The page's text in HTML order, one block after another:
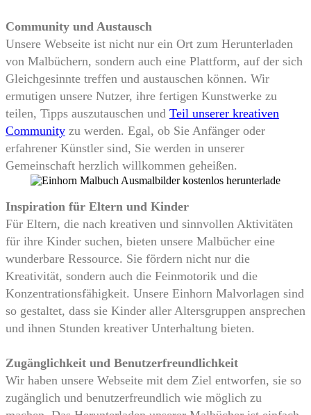
Community und Austausch
Unsere Webseite ist nicht nur ein Ort zum Herunterladen
von Malbüchern, sondern auch eine Plattform, auf der sich
Gleichgesinnte treffen und austauschen können. Wir
ermutigen unsere Nutzer, ihre fertigen Kunstwerke zu
teilen, Tipps auszutauschen und Teil unserer kreativen
Community zu werden. Egal, ob Sie Anfänger oder
erfahrener Künstler sind, Sie werden in unserer
Gemeinschaft herzlich willkommen geheißen.
Inspiration für Eltern und Kinder
Für Eltern, die nach kreativen und sinnvollen Aktivitäten
für ihre Kinder suchen, bieten unsere Malbücher eine
wunderbare Ressource. Sie fördern nicht nur die
Kreativität, sondern auch die Feinmotorik und die
Konzentrationsfähigkeit. Unsere Einhorn Malvorlagen sind
so gestaltet, dass sie Kinder aller Altersgruppen ansprechen
und ihnen Stunden kreativer Unterhaltung bieten.
Zugänglichkeit und Benutzerfreundlichkeit
Wir haben unsere Webseite mit dem Ziel entworfen, sie so
zugänglich und benutzerfreundlich wie möglich zu